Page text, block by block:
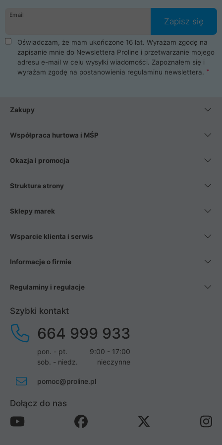
danych osobowych. Dlatego zakup notebooka albo laptopa w
ProLine to czysta przyjemność i pełne bezpieczeństwo.
Zaopatrzysz się u nas w akcesoria i części komputerowe
takie jak procesory, karty graficzne, płyty główne, pamięci,
dyski SSD, M.2 oraz HDD. Nasi pracownicy pomogą Ci wybrać
najlepszy zasilacz komputerowy oraz obudowę do komputera.
Poza komputerami mamy również najlepsze na rynku
Smartfony takich producentów jak Xiaomi, Apple, Samsung i
wentylatory. Na koniec mając już to wszystko, możesz
Email
Zapisz się
Oświadczam, że mam ukończone 16 lat. Wyrażam zgodę na
zapisanie mnie do Newslettera Proline i przetwarzanie mojego
adresu e-mail w celu wysyłki wiadomości. Zapoznałem się i
wyrażam zgodę na postanowienia regulaminu newslettera.
Zakupy
Współpraca hurtowa i MŚP
Okazja i promocja
Struktura strony
Sklepy marek
Wsparcie klienta i serwis
Informacje o firmie
Regulaminy i regulacje
Szybki kontakt
664 999 933
pon. - pt.
9:00 - 17:00
sob. - niedz.
nieczynne
pomoc@proline.pl
Dołącz do nas